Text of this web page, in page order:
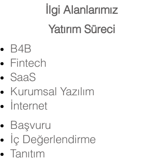
İlgi Alanlarımız
Yatırım Süreci
B4B
Fintech
SaaS
Kurumsal Yazılım
İnternet
Başvuru
İç Değerlendirme
Tanıtım